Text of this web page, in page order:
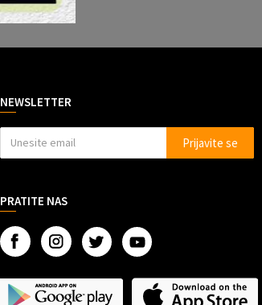
NEWSLETTER
Prijavite se
PRATITE NAS